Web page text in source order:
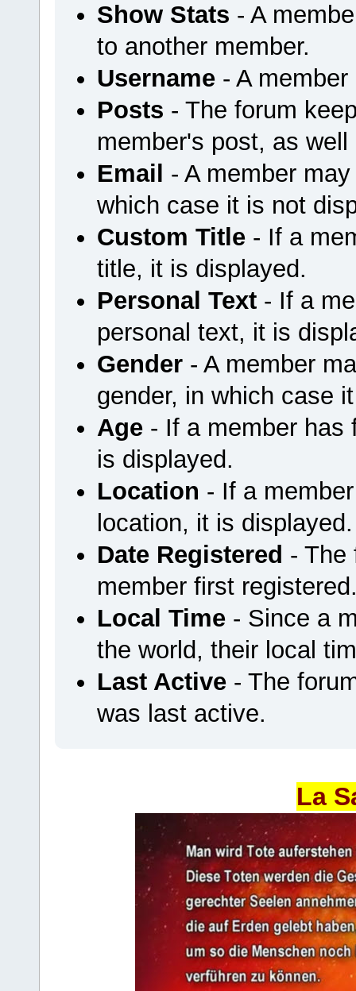
Show Stats - A
to another member.
Username- A member
Posts - The forum
member's post, as
Email - A member
which case it is not
Custom Title- If a
title, it is displayed.
Personal Text- If a
personal text, it is
Gender- A member
gender, in which case
Age- If a member has
is displayed.
Location - If a
location, it is displayed.
Date Registered - The
member first
Local Time- Since a
the world, their local
Last Active- The
was last active.
La